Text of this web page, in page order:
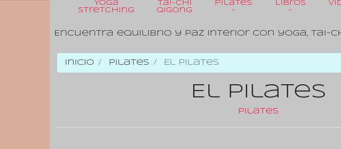
Yoga
Stretching
Tai-Chi
Qigong
Pilates
-
Libros
-
Encuentra equilibrio y paz interior con yoga, tai-
Inicio Pilates El Pilates
El Pilates
Pilates